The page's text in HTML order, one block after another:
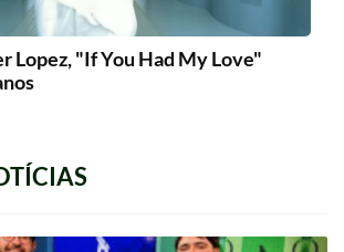
Lopez, "If You Had My Love"